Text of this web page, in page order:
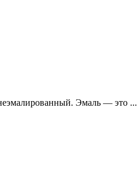
Эмаль — это ...